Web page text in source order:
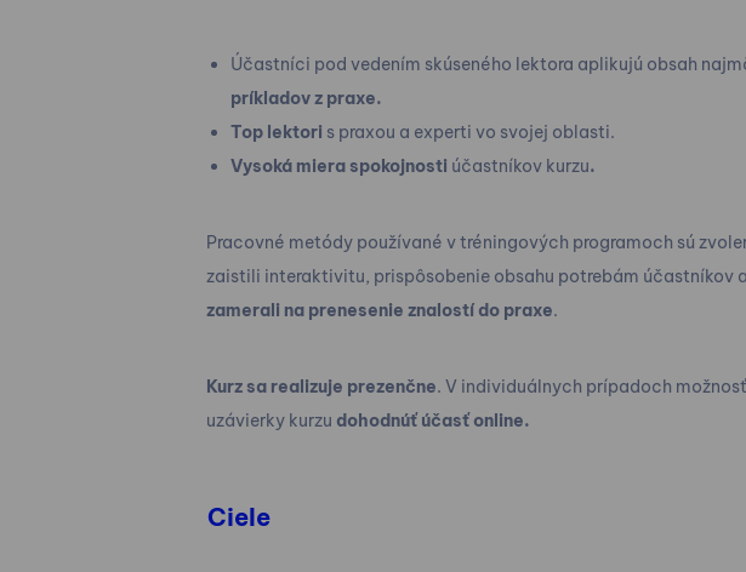
Účastníci pod vedením skúseného lektora aplikujú obsah
príkladov z praxe.
Top lektori s praxou a experti vo svojej oblasti.
Vysoká miera spokojnosti účastníkov kurzu.
Pracovné metódy používané v tréningových programoch sú
zaistili interaktivitu, prispôsobenie obsahu potrebám účastníkov a
zamerali na prenesenie znalostí do praxe.
Kurz sa realizuje prezenčne. V individuálnych prípadoch
uzávierky kurzu dohodnúť účasť online.
Ciele